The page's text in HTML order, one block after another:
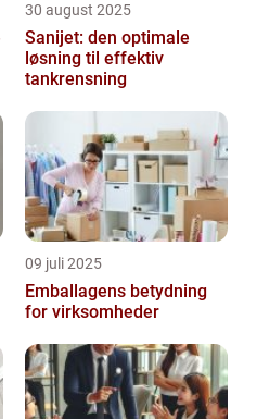
30 august 2025
Sanijet: den optimale
løsning til effektiv
tankrensning
09 juli 2025
Emballagens betydning
for virksomheder